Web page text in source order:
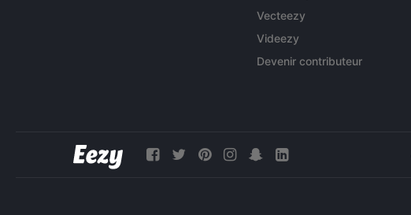
Vecteezy
Videezy
Devenir contributeur